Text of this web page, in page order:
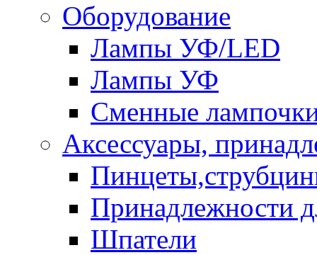
Оборудование
Лампы УФ/LED
Лампы УФ
Сменные
Аксессуары,
Принадлежности
Шпатели